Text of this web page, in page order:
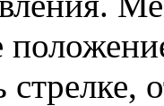
стрелке,